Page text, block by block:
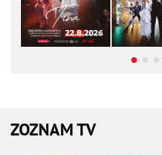
ZOZNAM TV